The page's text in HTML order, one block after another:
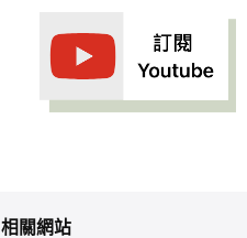
相關網站